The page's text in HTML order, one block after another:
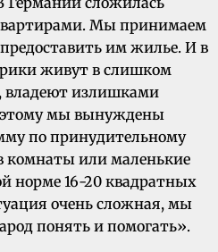
Мы принимаем
им жилье. И в
живут в слишком
владеют излишками
мы вынуждены
по принудительному
комнаты или маленькие
норме 16-20 квадратных
очень сложная, мы
понять и помогать».